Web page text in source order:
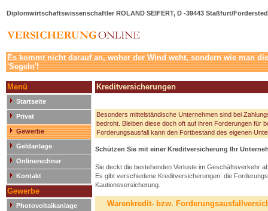
Diplomwirtschaftswissenschaftler ROLAND SEIFERT, D -39443 Staßfurt/
Es kommt nicht darauf an, woher der Wind weht, sondern wie man
'Segeln'!
Menü
Startseite
Privat
Gewerbe
Geldanlage
Onlinerechner
Kontakt
Gewerbe
Photovoltaikanlage
Kreditversicherungen
Besonders mittelständische Unternehmen sind bei
bedroht. Bleiben diese doch oft auf ihren Forderungen für
Forderungsausfall kann den Fortbestand des eigenen
Schützen Sie mit einer Kreditversicherung Ihr
Sie deckt die bestehenden Verluste im Geschäftsverkehr
Es gibt verschiedene Kreditversicherungen: die
Kautionsversicherung.
Warenkredit- bzw.